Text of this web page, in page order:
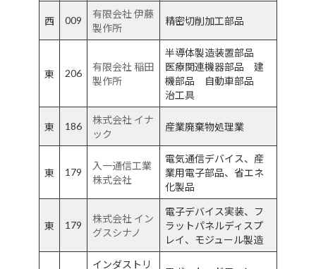
西 009
有限会社 伊藤
製作所
精密切削加工部品
東 206
有限会社 稲田
製作所
半導体製造装置部品
医療関連機器部品 建
機部品 自動車部品
治工具
東 186
株式会社 イナ
ック
産業廃棄物処理業
東 179
入一通信工業
株式会社
電気通信デバイス、産
業用電子部品、省エネ
化製品
東 179
株式会社 イン
グスシナノ
電子デバイス実装、フ
ラットパネルディスプ
レイ、モジュール製造
インダストリ